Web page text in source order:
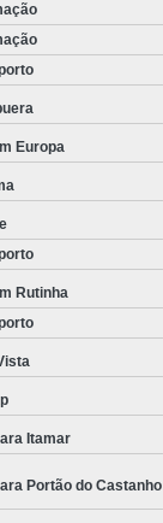
Europa
Rutinha
Itamar
Portão do Castanho